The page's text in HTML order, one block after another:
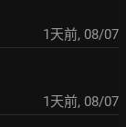
1天前, 08/07
1天前, 08/07